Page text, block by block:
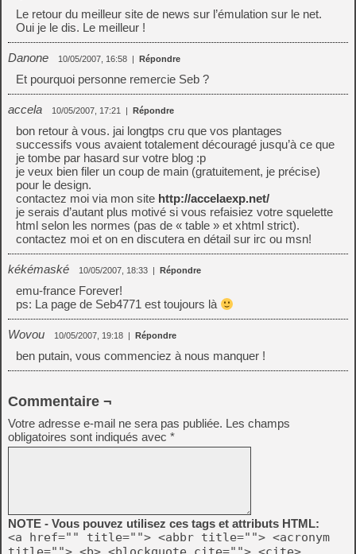
Le retour du meilleur site de news sur l’émulation sur le net.
Oui je le dis. Le meilleur !
Danone 10/05/2007, 16:58 | Répondre
Et pourquoi personne remercie Seb ?
accela 10/05/2007, 17:21 | Répondre
bon retour à vous. jai longtps cru que vos plantages
successifs vous avaient totalement découragé jusqu’à ce que
je tombe par hasard sur votre blog :p
je veux bien filer un coup de main (gratuitement, je précise)
pour le design.
contactez moi via mon site http://accelaexp.net/
je serais d’autant plus motivé si vous refaisiez votre squelette
html selon les normes (pas de « table » et xhtml strict).
contactez moi et on en discutera en détail sur irc ou msn!
kékémaské 10/05/2007, 18:33 | Répondre
emu-france Forever!
ps: La page de Seb4771 est toujours là
Wovou 10/05/2007, 19:18 | Répondre
ben putain, vous commenciez à nous manquer !
Commentaire ¬
Votre adresse e-mail ne sera pas publiée. Les champs
obligatoires sont indiqués avec *
NOTE - Vous pouvez utilisez ces tags et attributs HTML:
<a href="" title=""> <abbr title=""> <acronym